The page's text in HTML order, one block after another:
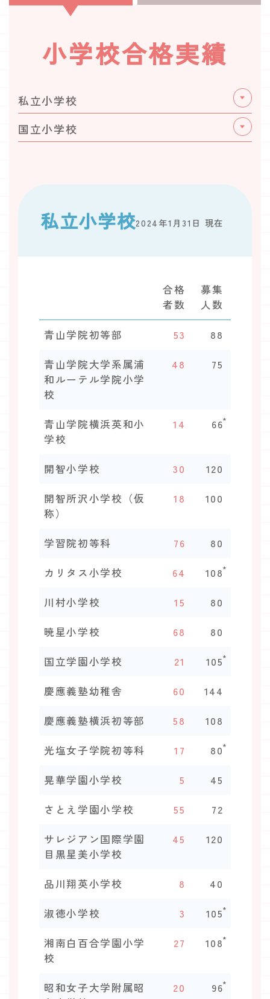
小学校合格実績
私立小学校
国立小学校
私立小学校2024年1月31日 現在
合格
者数
募集
人数
青山学院初等部 53 88
青山学院大学系属浦
和ルーテル学院小学
校
48 75
青山学院横浜英和小
学校
14 66*
開智小学校 30 120
開智所沢小学校（仮
称）
18 100
学習院初等科 76 80
カリタス小学校 64 108*
川村小学校 15 80
暁星小学校 68 80
国立学園小学校 21 105*
慶應義塾幼稚舎 60 144
慶應義塾横浜初等部 58 108
光塩女子学院初等科 17 80*
晃華学園小学校 5 45
さとえ学園小学校 55 72
サレジアン国際学園
目黒星美小学校
45 120
品川翔英小学校 8 40
淑徳小学校 3 105*
湘南白百合学園小学
校
27 108*
昭和女子大学附属昭
20 96*